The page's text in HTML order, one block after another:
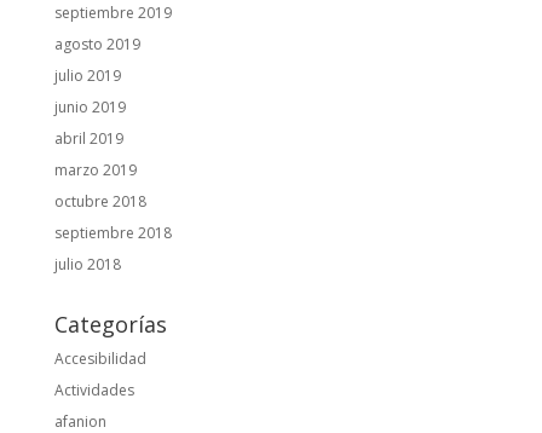
septiembre 2019
agosto 2019
julio 2019
junio 2019
abril 2019
marzo 2019
octubre 2018
septiembre 2018
julio 2018
Categorías
Accesibilidad
Actividades
afanion